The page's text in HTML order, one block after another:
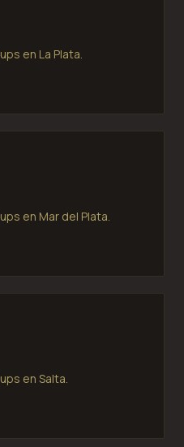
en La Plata.
en Mar del Plata.
en Salta.